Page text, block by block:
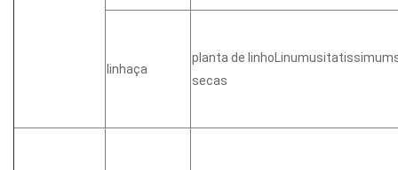
linhaça
planta de
secas